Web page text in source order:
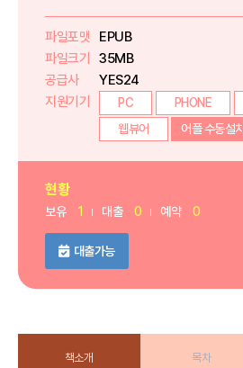
파일포맷
EPUB
파일크기
35MB
공급사
YES24
지원기기
PC PHONE
웹뷰어
어플 수동설치
현황
보유 1 대출 0 예약 0
대출가능
책소개 목차